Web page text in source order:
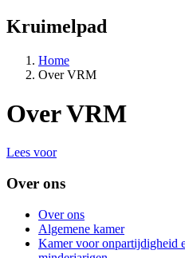
Kruimelpad
Home
Over VRM
Over VRM
Lees voor
Over ons
Over ons
Algemene kamer
Kamer voor onpartijdigheid